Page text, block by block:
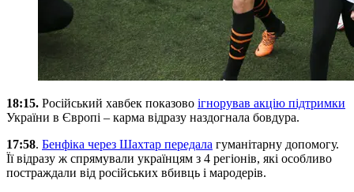
18:15. Російський хавбек показово ігнорував акцію підтримки
України в Європі – карма відразу наздогнала бовдура.
17:58. Бенфіка через Шахтар передала гуманітарну допомогу.
Її відразу ж спрямували українцям з 4 регіонів, які особливо
постраждали від російських вбивць і мародерів.